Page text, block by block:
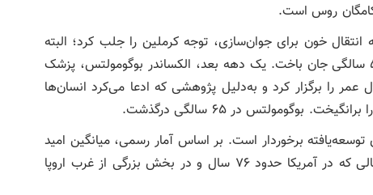
روس است.
زمینه انتقال خون برای جوان‌سازی، توجه کرملین را جلب کرد؛ البته
بوگدانوف در نتیجه خودآزمایی روش‌های درمانی در ۵۵ سالگی جان باخت. یک دهه بعد، الکساندر بوگومولتس، پزشک
را برگزار کرد و به‌‌دلیل پژوهشی که ادعا می‌کرد انسان‌ها
برخوردار است. بر اساس آمار رسمی، میانگین امید
به زندگی مردان در روسیه حدود ۶۸ سال است، در حالی که در آمریکا حدود ۷۶ سال و در بخش بزرگی از غرب اروپا